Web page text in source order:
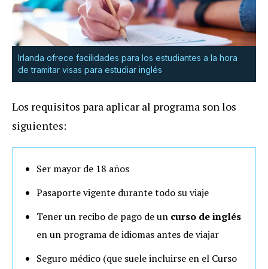
Irlanda ofrece facilidades para los estudiantes a la hora
de tramitar visas para estudiar inglés
Los requisitos para aplicar al programa son los
siguientes:
Ser mayor de 18 años
Pasaporte vigente durante todo su viaje
Tener un recibo de pago de un curso de inglés
en un programa de idiomas antes de viajar
Seguro médico (que suele incluirse en el Curso